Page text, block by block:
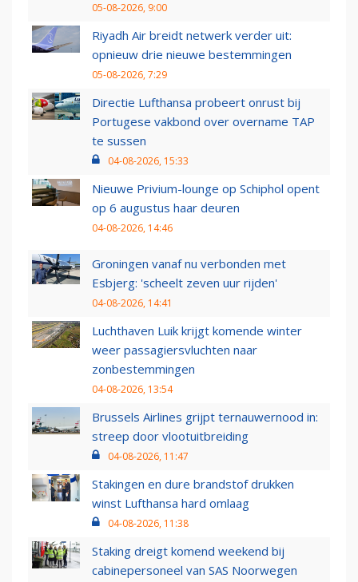
05-08-2026, 9:00
Riyadh Air breidt netwerk verder uit:
opnieuw drie nieuwe bestemmingen
05-08-2026, 7:29
Directie Lufthansa probeert onrust bij
Portugese vakbond over overname TAP
te sussen
04-08-2026, 15:33
Nieuwe Privium-lounge op Schiphol opent
op 6 augustus haar deuren
04-08-2026, 14:46
Groningen vanaf nu verbonden met
Esbjerg: 'scheelt zeven uur rijden'
04-08-2026, 14:41
Luchthaven Luik krijgt komende winter
weer passagiersvluchten naar
zonbestemmingen
04-08-2026, 13:54
Brussels Airlines grijpt ternauwernood in:
streep door vlootuitbreiding
04-08-2026, 11:47
Stakingen en dure brandstof drukken
winst Lufthansa hard omlaag
04-08-2026, 11:38
Staking dreigt komend weekend bij
cabinepersoneel van SAS Noorwegen